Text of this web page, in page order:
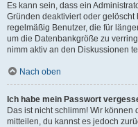
Es kann sein, dass ein
Gründen deaktiviert oder
regelmäßig Benutzer, die für
um die Datenbankgröße zu
nimm aktiv an den Diskussionen
Nach oben
Ich habe mein Passwort
Das ist nicht schlimm! Wir
mitteilen, du kannst es jedoch